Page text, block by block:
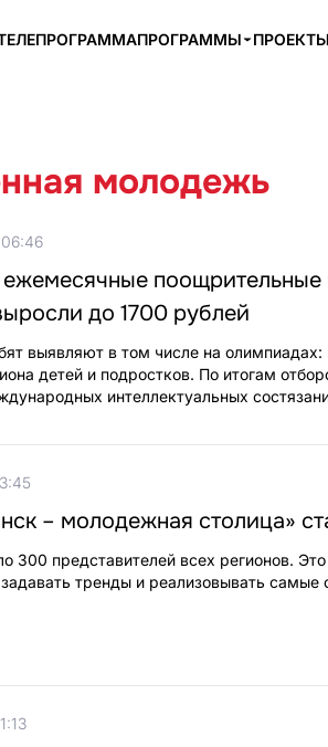
ПРОГРАММЫ ПРОЕКТЫ
молодежь
до 1700 рублей
выявляют в том числе на
детей и подростков. По итогам
интеллектуальных
– молодежная столица»
300 представителей всех регионов.
тренды и реализовывать самые